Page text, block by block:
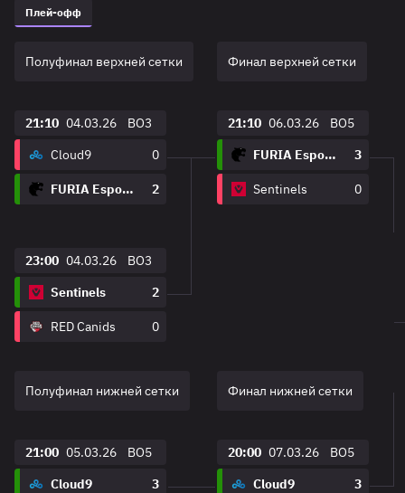
Плей-офф
Полуфинал верхней сетки
21:10 04.03.26
BO3
Cloud9
0
FURIA Esports 2
23:00 04.03.26
BO3
Sentinels
2
RED Canids 0
Финал верхней сетки
21:10 06.03.26
BO5
FURIA Esports
3
Sentinels 0
Полуфинал нижней сетки
21:00 05.03.26
BO5
Cloud9
3
Финал нижней сетки
20:00 07.03.26
BO5
Cloud9
3